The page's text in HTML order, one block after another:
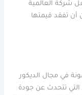
شركة العالمية
تفقد قيمتها
في مجال الديكور
تتحدث عن جودة